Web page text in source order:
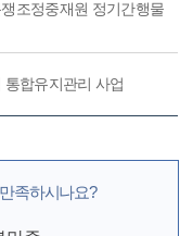
조정중재원 정기간행물
통합유지관리 사업
족하시나요?